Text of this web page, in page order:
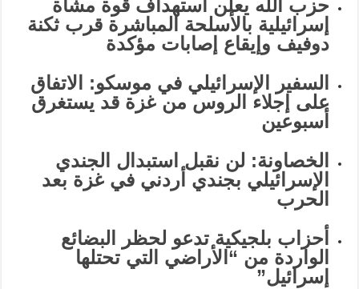
حزب الله يعلن استهداف قوة مشاة
إسرائيلية بالأسلحة المباشرة قرب ثكنة
دوفيف ‏وإيقاع إصابات مؤكدة
السفير الإسرائيلي في موسكو: الاتفاق
على إجلاء الروس من غزة قد يستغرق
أسبوعين
الخصاونة: لن نقبل استبدال الجندي
الإسرائيلي بجندي أردني في غزة بعد
الحرب
أحزاب بلجيكية تدعو لحظر البضائع
الواردة من “الأراضي التي تحتلها
إسرائيل”